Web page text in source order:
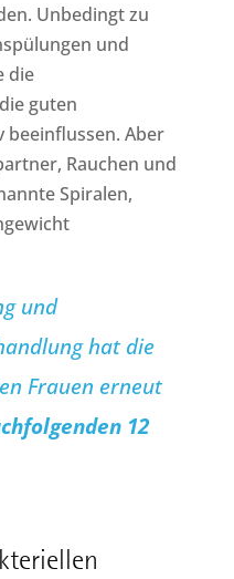
Unbedingt zu
und
die
guten
Aber
Rauchen und
Spiralen,
und
hat die
Frauen erneut
12